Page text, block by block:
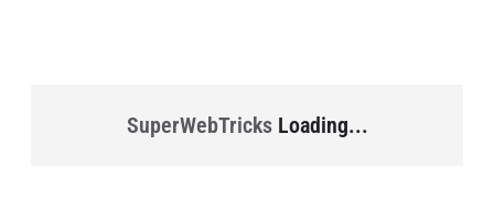
SuperWebTricksLoading...